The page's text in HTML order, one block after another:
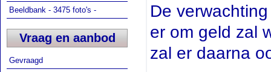
Beeldbank - 3475 foto's -
Vraag en aanbod
Gevraagd
De
er om geld zal
zal er daarna